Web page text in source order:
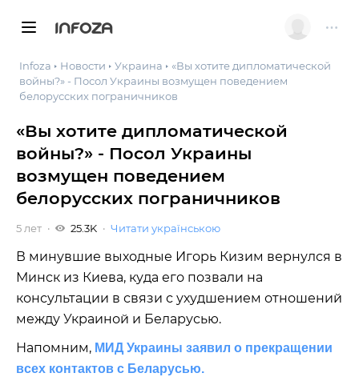
INFOZA
Infoza Новости Украина
«Вы хотите дипломатической
войны?» - Посол Украины возмущен поведением
белорусских пограничников
«Вы хотите дипломатической
войны?» - Посол Украины
возмущен поведением
белорусских пограничников
5 лет 25.3K Читати українською
В минувшие выходные Игорь Кизим вернулся в
Минск из Киева, куда его позвали на
консультации в связи с ухудшением отношений
между Украиной и Беларусью.
Напомним, МИД Украины заявил о прекращении
всех контактов с Беларусью.